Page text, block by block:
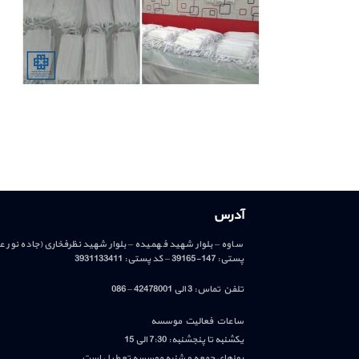
آدرس
ساوه – بلوار شهید فهمیده – بلوار شهید نظرفخاری(جاده
پستی: 147-39165 – کد پستی: 3931133411
تلفن تماس: 3 الی 42478001 – 086
ساعات فعالیت موسسه
یکشنبه تا پنجشنبه: 7:30 الی 15